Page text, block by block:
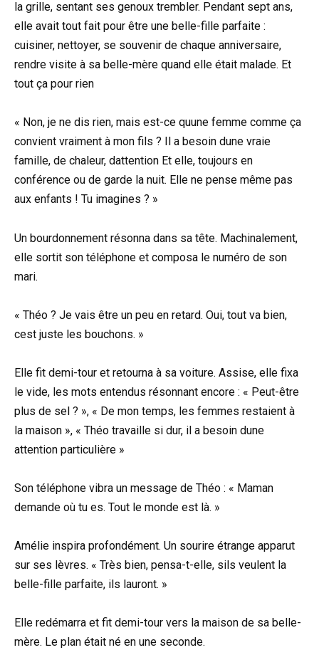
la grille, sentant ses genoux trembler. Pendant sept ans,
elle avait tout fait pour être une belle-fille parfaite :
cuisiner, nettoyer, se souvenir de chaque anniversaire,
rendre visite à sa belle-mère quand elle était malade. Et
tout ça pour rien
« Non, je ne dis rien, mais est-ce quune femme comme ça
convient vraiment à mon fils ? Il a besoin dune vraie
famille, de chaleur, dattention Et elle, toujours en
conférence ou de garde la nuit. Elle ne pense même pas
aux enfants ! Tu imagines ? »
Un bourdonnement résonna dans sa tête. Machinalement,
elle sortit son téléphone et composa le numéro de son
mari.
« Théo ? Je vais être un peu en retard. Oui, tout va bien,
cest juste les bouchons. »
Elle fit demi-tour et retourna à sa voiture. Assise, elle fixa
le vide, les mots entendus résonnant encore : « Peut-être
plus de sel ? », « De mon temps, les femmes restaient à
la maison », « Théo travaille si dur, il a besoin dune
attention particulière »
Son téléphone vibra un message de Théo : « Maman
demande où tu es. Tout le monde est là. »
Amélie inspira profondément. Un sourire étrange apparut
sur ses lèvres. « Très bien, pensa-t-elle, sils veulent la
belle-fille parfaite, ils lauront. »
Elle redémarra et fit demi-tour vers la maison de sa belle-
mère. Le plan était né en une seconde.